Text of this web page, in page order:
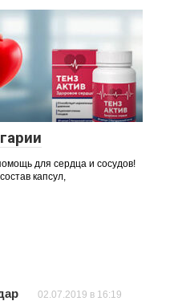
для сердца и сосудов!
капсул,
02.07.2019 в 16:19